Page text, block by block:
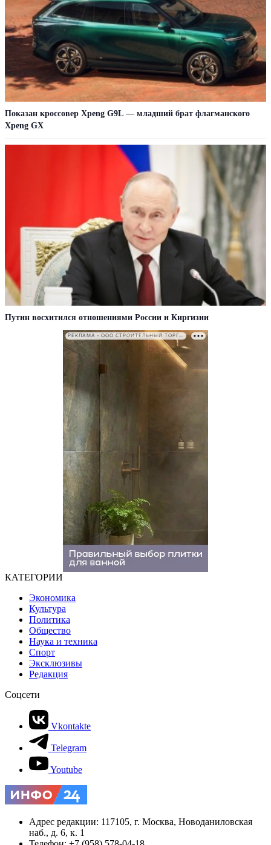
Показан кроссовер Xpeng G9L — младший брат флагманского
Xpeng GX
Путин восхитился отношениями России и Киргизии
РЕКЛАМА • ООО СТРОИТЕЛЬНЫЙ ТОРГОВЫЙ ДОМ «ПЕТРОВИЧ». ИНН: 7802348846
КАТЕГОРИИ
Экономика
Культура
Политика
Общество
Наука и техника
Спорт
Эксклюзивы
Редакция
Соцсети
Vkontakte
Telegram
Youtube
Адрес редакции: 117105, г. Москва, Новоданиловская
наб., д. 6, к. 1